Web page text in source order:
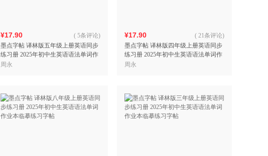
手机通讯
数码影音
家用电器
¥17.90
墨点字帖 译林版五年级上册英语同步
练习册 2025年初中生英语语法单词作
业本临摹练习字帖
( 5条评论)
周永
¥17.90
墨点字帖 译林版四年级上册英语同步
练习册 2025年初中生英语语法单词作
业本临摹练习字帖
( 21条评论)
周永